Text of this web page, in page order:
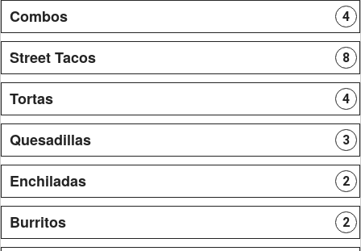
Combos 4
Street Tacos 8
Tortas 4
Quesadillas 3
Enchiladas 2
Burritos 2